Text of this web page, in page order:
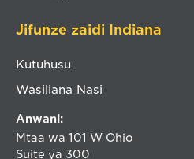
Jifunze zaidi Indiana
Kutuhusu
Wasiliana Nasi
Anwani:
Mtaa wa 101 W Ohio
Suite ya 300